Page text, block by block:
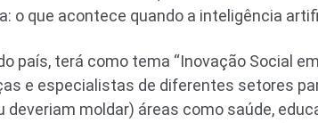
o que acontece quando a inteligência
país, terá como tema “Inovação Social
e especialistas de diferentes setores
moldar) áreas como saúde,